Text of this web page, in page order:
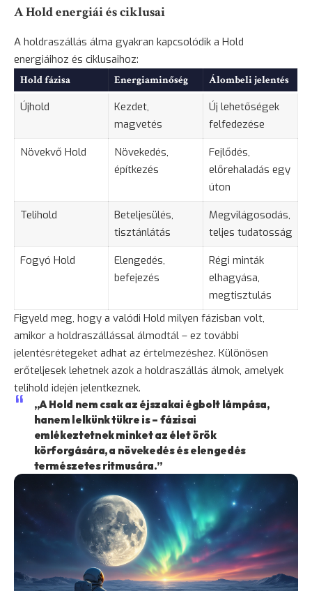
A Hold energiái és ciklusai
A holdraszállás álma gyakran kapcsolódik a Hold
energiáihoz és ciklusaihoz:
Hold fázisa Energiaminőség Álombeli jelentés
Újhold
Kezdet,
magvetés
Új lehetőségek
felfedezése
Növekvő Hold
Növekedés,
építkezés
Fejlődés,
előrehaladás egy
úton
Telihold
Beteljesülés,
tisztánlátás
Megvilágosodás,
teljes tudatosság
Fogyó Hold
Elengedés,
befejezés
Régi minták
elhagyása,
megtisztulás
Figyeld meg, hogy a valódi Hold milyen fázisban volt,
amikor a holdraszállással álmodtál – ez további
jelentésrétegeket adhat az értelmezéshez. Különösen
erőteljesek lehetnek azok a holdraszállás álmok, amelyek
telihold idején jelentkeznek.
„A Hold nem csak az éjszakai égbolt lámpása,
hanem lelkünk tükre is – fázisai
emlékeztetnek minket az élet örök
körforgására, a növekedés és elengedés
természetes ritmusára.”